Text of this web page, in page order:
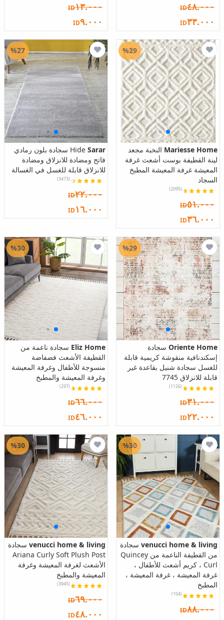
ID٤٨.٠٠٠
ID٣٣.٠٠٠
ID١٣.٠٠٠
ID٩.٠٠٠
Mariesse Home النخبة مجعد
لينة القطيفة بوست أشعث غرفة
المعيشة غرفة المعيشة المطبخ
السجاد
(2095)
ID٥١.٠٠٠
ID٣٦.٠٠٠
%29
Sarar
Hide سجادة بلون رمادي
فاتح ومضادة للانزلاق ومضادة
للانزلاق قابلة للغسل في الغسالة
(3473)
ID٢٢.٠٠٠
ID١٦.٠٠٠
%27
Oriente Home سجادة
إسكندنافية منقوشة كريمية قابلة
للغسل سجادة شنيل بقاعدة غير
قابلة للانزلاق 7745
(1126)
ID٣١.٠٠٠
ID٢٢.٠٠٠
%29
Eliz Home سجادة ناعمة من
القطيفة الأشعث فضفاضة
منسوجة للأطفال وغرفة المعيشة
وغرفة المعيشة والمطبخ
(297)
ID٦٦.٠٠٠
ID٤٦.٠٠٠
%30
venucci home & living سجادة
من القطيفة الناعمة من Quincey
Curl ، كريم أشعث للأطفال ،
غرفة المعيشة ، غرفة المعيشة ،
المطبخ
(104)
ID٨٨.٠٠٠
%30
venucci home & living سجادة
Ariana Curly Soft Plush Post
الأشعث لغرفة المعيشة وغرفة
المعيشة والمطبخ
(3945)
ID٦٩.٠٠٠
ID٤٨.٠٠٠
%30